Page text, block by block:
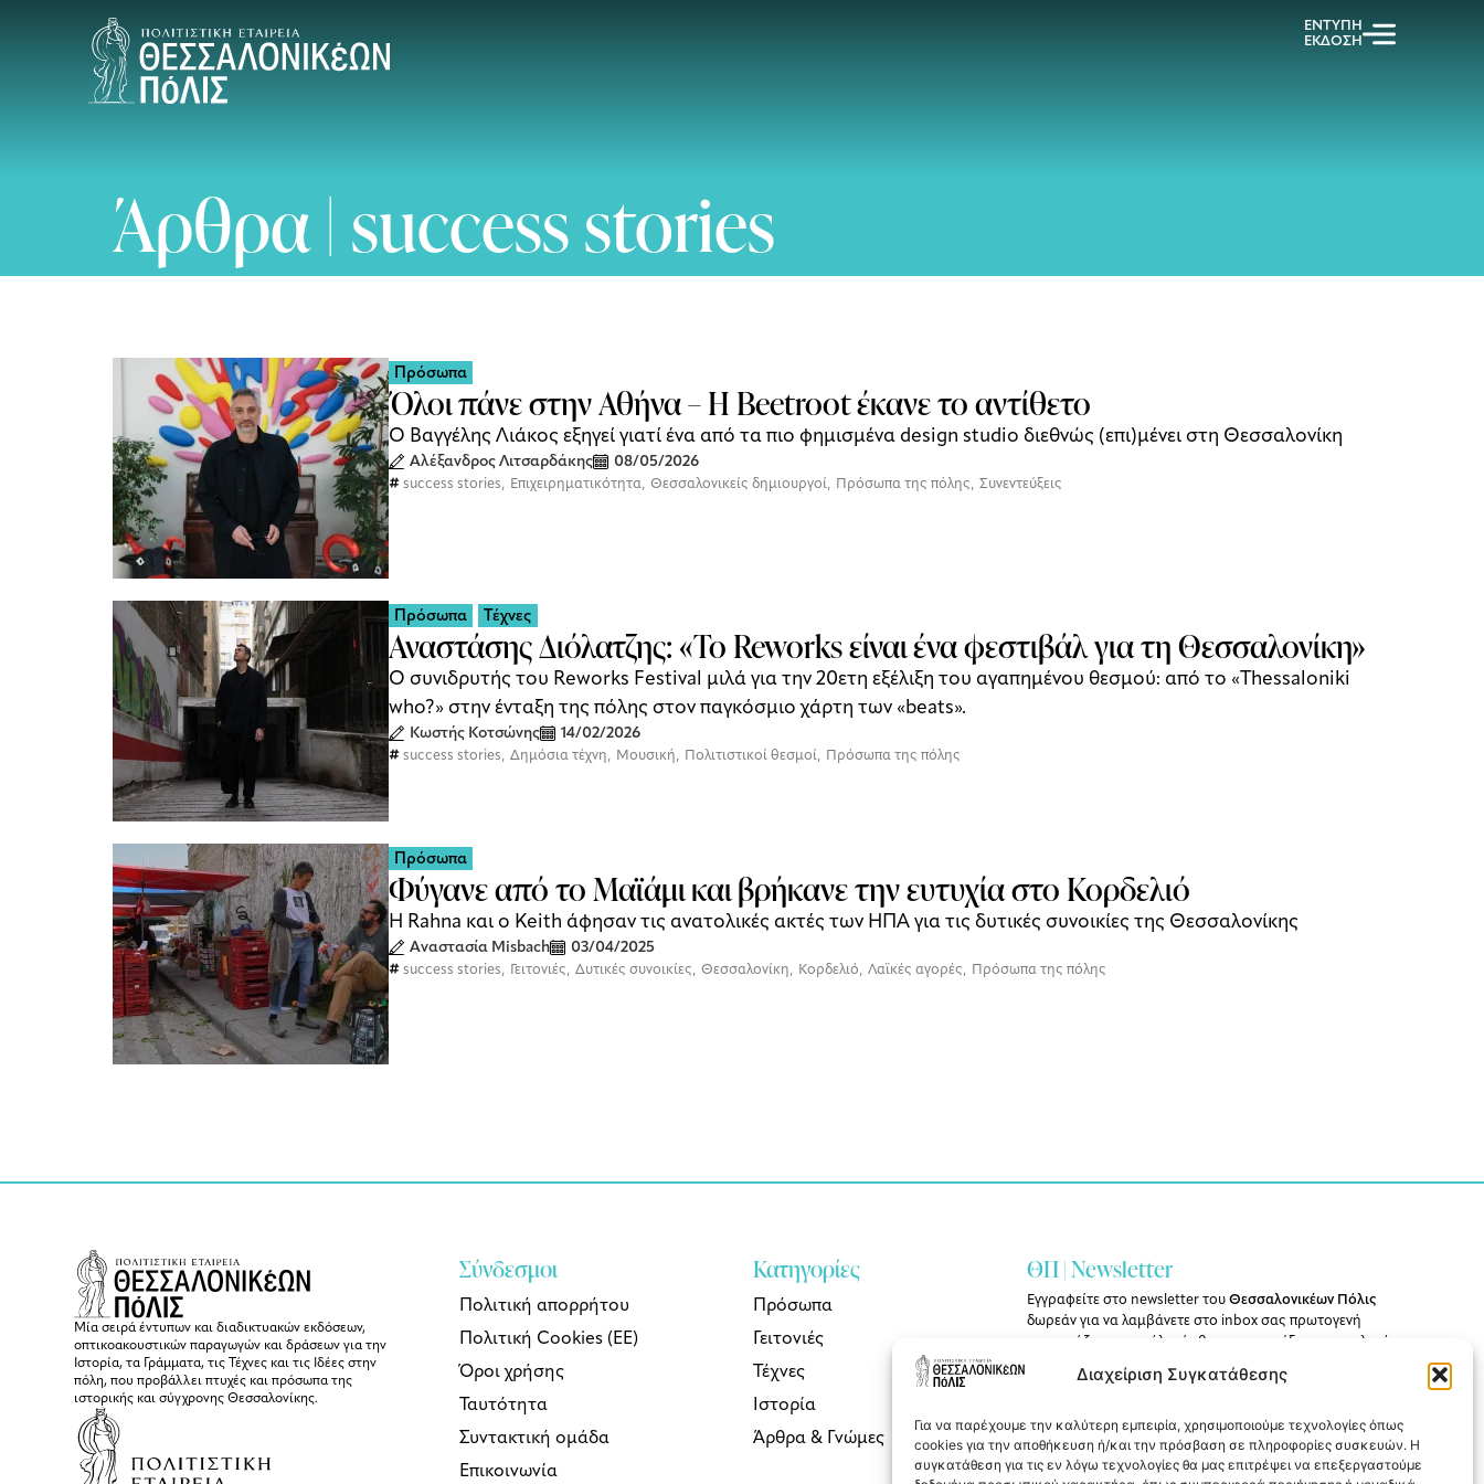
Διαχείριση Συγκατάθεσης
Για να παρέχουμε την καλύτερη εμπειρία, χρησιμοποιούμε τεχνολογίες όπως
cookies για την αποθήκευση ή/και την πρόσβαση σε πληροφορίες συσκευών. Η
συγκατάθεση για τις εν λόγω τεχνολογίες θα μας επιτρέψει να επεξεργαστούμε
ΕΝΤΥΠΗ
ΕΚΔΟΣΗ
Άρθρα | success stories
Πρόσωπα
Όλοι πάνε στην Αθήνα – Η Beetroot έκανε το αντίθετο
Ο Βαγγέλης Λιάκος εξηγεί γιατί ένα από τα πιο φημισμένα design studio διεθνώς (επι)μένει στη Θεσσαλονίκη
Αλέξανδρος Λιτσαρδάκης 08/05/2026
success stories, Επιχειρηματικότητα, Θεσσαλονικείς δημιουργοί, Πρόσωπα της πόλης, Συνεντεύξεις
Πρόσωπα Τέχνες
Αναστάσης Διόλατζης: «To Reworks είναι ένα φεστιβάλ για τη Θεσσαλονίκη»
Ο συνιδρυτής του Reworks Festival μιλά για την 20ετη εξέλιξη του αγαπημένου θεσμού: από το «Thessaloniki
who?» στην ένταξη της πόλης στον παγκόσμιο χάρτη των «beats».
Κωστής Κοτσώνης 14/02/2026
success stories, Δημόσια τέχνη, Μουσική, Πολιτιστικοί θεσμοί, Πρόσωπα της πόλης
Πρόσωπα
Φύγανε από το Μαϊάμι και βρήκανε την ευτυχία στο Κορδελιό
Η Rahna και o Keith άφησαν τις ανατολικές ακτές των ΗΠΑ για τις δυτικές συνοικίες της Θεσσαλονίκης
Αναστασία Misbach 03/04/2025
success stories, Γειτονιές, Δυτικές συνοικίες, Θεσσαλονίκη, Κορδελιό, Λαϊκές αγορές, Πρόσωπα της πόλης
Μία σειρά έντυπων και διαδικτυακών εκδόσεων,
οπτικοακουστικών παραγωγών και δράσεων για την
Ιστορία, τα Γράμματα, τις Τέχνες και τις Ιδέες στην
πόλη, που προβάλλει πτυχές και πρόσωπα της
ιστορικής και σύγχρονης Θεσσαλονίκης.
Σύνδεσμοι
Πολιτική απορρήτου
Πολιτική Cookies (ΕΕ)
Όροι χρήσης
Ταυτότητα
Συντακτική ομάδα
Επικοινωνία
Κατηγορίες
Πρόσωπα
Γειτονιές
Τέχνες
Ιστορία
Άρθρα & Γνώμες
ΘΠ | Newsletter
Εγγραφείτε στο newsletter τουΘεσσαλονικέων Πόλις
δωρεάν για να λαμβάνετε στο inbox σας πρωτογενή
ρεπορτάζ για την πόλη, άρθρα, συνεντεύξεις και επιλογές